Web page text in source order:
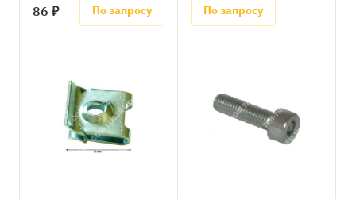
86 ₽ По запросу По запросу